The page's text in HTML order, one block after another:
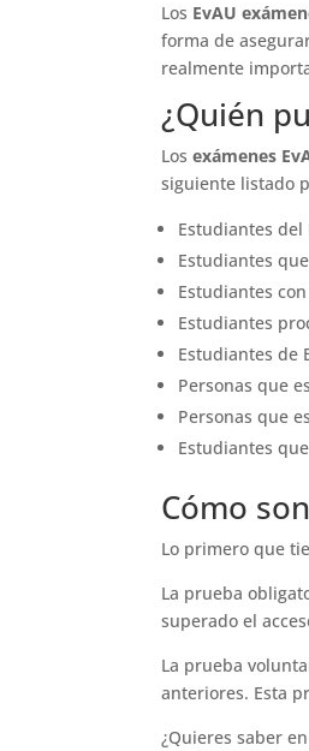
Los EvAU
forma de
realmente
¿Quién
Losexámenes
siguiente listado
Estudiantes del
Estudiantes
Estudiantes
Estudiantes
Estudiantes de
Personas que
Personas que
Estudiantes
Cómo
Lo primero que
La prueba
superado el
La prueba
anteriores. Esta
¿Quieres saber